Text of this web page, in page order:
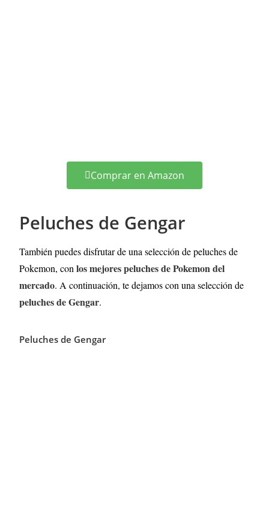
Comprar en Amazon
Peluches de Gengar
También puedes disfrutar de una selección de peluches de
Pokemon, conlos mejores peluches de Pokemon del
mercado. A continuación, te dejamos con una selección de
peluches deGengar.
Peluches de Gengar